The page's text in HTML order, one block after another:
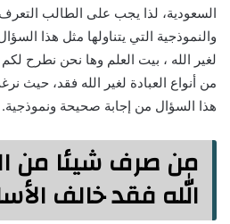
السعودية، لذا يجب على الطالب
والنموذجية التي يتناولها مثل هذا
لغير الله ، بيت العلم وها نحن
من أنواع العبادة لغير الله فقد، حيث
هذا السؤال من إجابة صحيحة ونموذجية.
من صرف شيئا من
الله فقد خالف